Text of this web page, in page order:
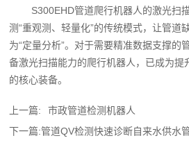
S300EHD管道爬行机器人的激光扫
测“重观测、轻量化”的传统模式，让管道
为“定量分析”。对于需要精准数据支撑的
备激光扫描能力的爬行机器人，已成为提
的核心装备。‍
上一篇:
市政管道检测机器人
下一篇:管道QV检测快速诊断自来水供水